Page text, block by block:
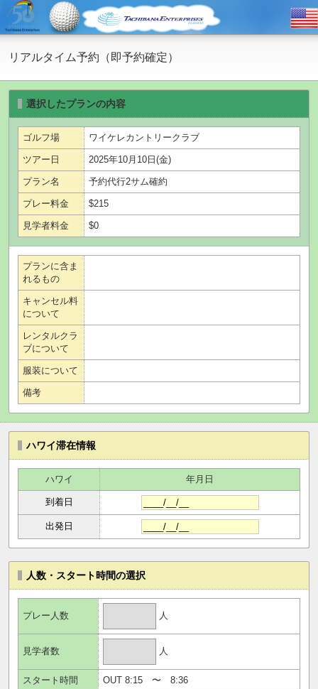
リアルタイム予約（即予約確定）
選択したプランの内容
ゴルフ場 ワイケレカントリークラブ
ツアー日 2025年10月10日(金)
プラン名 予約代行2サム確約
プレー料金 $215
見学者料金 $0
プランに含ま
れるもの
キャンセル料
について
レンタルクラ
ブについて
服装について
備考
ハワイ滞在情報
ハワイ 年月日
到着日
出発日
人数・スタート時間の選択
プレー人数 人
見学者数 人
スタート時間 OUT 8:15 〜 8:36